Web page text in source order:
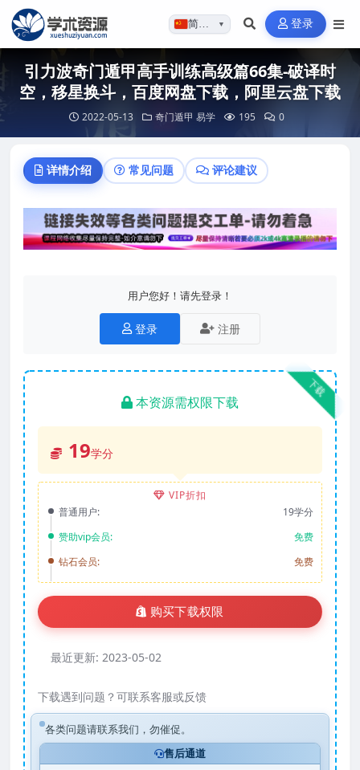
简体…▼ 登录
引力波奇门遁甲高手训练高级篇66集-破译时
空，移星换斗，百度网盘下载，阿里云盘下载
2022-05-13 奇门遁甲 易学 195 0
详情介绍 常见问题 评论建议
用户您好！请先登录！
登录 注册
下载
本资源需权限下载
19学分
VIP折扣
普通用户:
19学分
赞助vip会员:
免费
钻石会员:
免费
购买下载权限
最近更新: 2023-05-02
下载遇到问题？可联系客服或反馈
各类问题请联系我们，勿催促。
售后通道